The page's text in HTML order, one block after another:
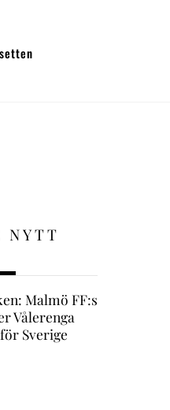
NYTT
Malmö FF:s
Vålerenga
Sverige